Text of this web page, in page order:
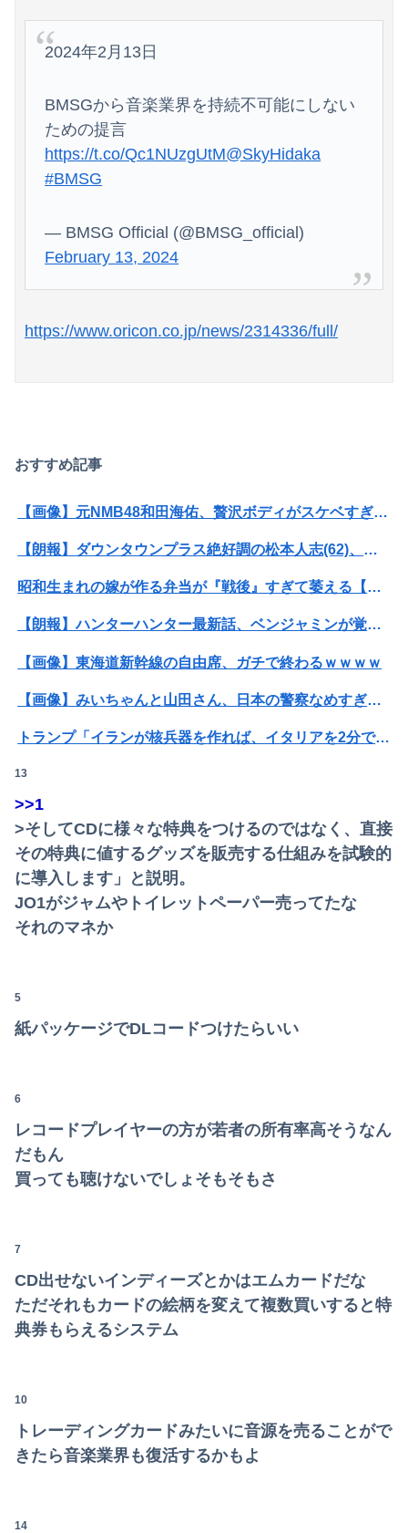
2024年2月13日
BMSGから音楽業界を持続不可能にしない
ための提言
https://t.co/Qc1NUzgUtM@SkyHidaka
#BMSG
— BMSG Official (@BMSG_official)
February 13, 2024
https://www.oricon.co.jp/news/2314336/full/
おすすめ記事
【画像】元NMB48和田海佑、贅沢ボディがスケベすぎるwwwwwwwボムの水着グラビアであざとセクシー爆発！！！
【朗報】ダウンタウンプラス絶好調の松本人志(62)、見た目がいまだにめっちゃ若々しいｗｗｗｗｗｗｗｗｗｗｗｗｗｗｗｗｗｗｗｗｗ（画像あり）
昭和生まれの嫁が作る弁当が『戦後』すぎて萎える【画像あり】
【朗報】ハンターハンター最新話、ベンジャミンが覚醒して主人公になるwwwwwwwwwww
【画像】東海道新幹線の自由席、ガチで終わるｗｗｗｗ
【画像】みいちゃんと山田さん、日本の警察なめすぎで炎上ｗｗｗｗwｗｗｗｗｗｗｗｗｗ
トランプ「イランが核兵器を作れば、イタリアを2分で消滅させる」メローニ「核を持っている国で実際に使ったアホはアメリカだけｗ」
【悲報】20歳男性「年金？払わんでええやろw」→事故で手足切断、障害年金一生貰えないと知り泣く
レインボー池田、超美人女子アナと結婚wwwwwww
レス半年で妻の胸が小さくなった。だが突然・・・
13
>>1
>そしてCDに様々な特典をつけるのではなく、直接
その特典に値するグッズを販売する仕組みを試験的
に導入します」と説明。
JO1がジャムやトイレットペーパー売ってたな
それのマネか
5
紙パッケージでDLコードつけたらいい
6
レコードプレイヤーの方が若者の所有率高そうなん
だもん
買っても聴けないでしょそもそもさ
7
CD出せないインディーズとかはエムカードだな
ただそれもカードの絵柄を変えて複数買いすると特
典券もらえるシステム
10
トレーディングカードみたいに音源を売ることがで
きたら音楽業界も復活するかもよ
14